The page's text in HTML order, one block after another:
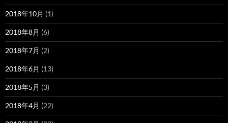
2018年10月 (1)
2018年8月 (6)
2018年7月 (2)
2018年6月 (13)
2018年5月 (3)
2018年4月 (22)